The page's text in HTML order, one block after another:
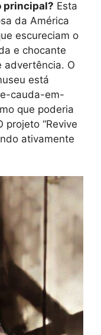
principal? Esta
da América
escureciam o
e chocante
advertência. O
está
cauda-em-
que poderia
projeto “Revive
ativamente